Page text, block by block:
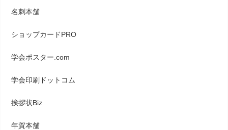
名刺本舗
ショップカードPRO
学会ポスター.com
学会印刷ドットコム
挨拶状Biz
年賀本舗